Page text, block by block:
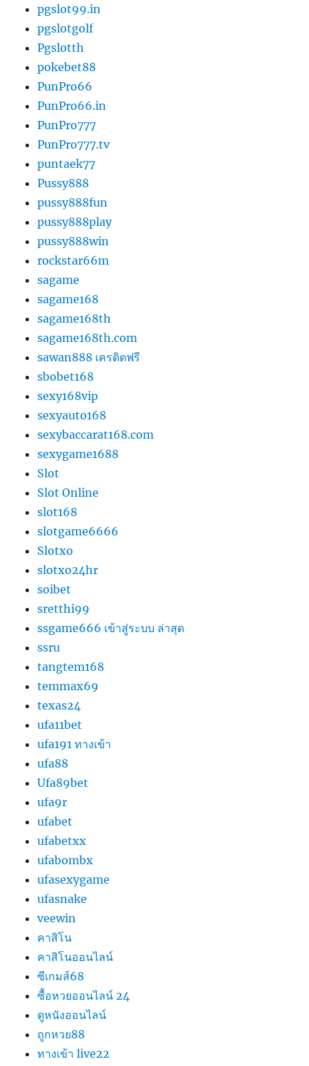
pgslot99.in
pgslotgolf
Pgslotth
pokebet88
PunPro66
PunPro66.in
PunPro777
PunPro777.tv
puntaek77
Pussy888
pussy888fun
pussy888play
pussy888win
rockstar66m
sagame
sagame168
sagame168th
sagame168th.com
sawan888 เครดิตฟรี
sbobet168
sexy168vip
sexyauto168
sexybaccarat168.com
sexygame1688
Slot
Slot Online
slot168
slotgame6666
Slotxo
slotxo24hr
soibet
sretthi99
ssgame666 เข้าสู่ระบบ ล่าสุด
ssru
tangtem168
temmax69
texas24
ufa11bet
ufa191 ทางเข้า
ufa88
Ufa89bet
ufa9r
ufabet
ufabetxx
ufabombx
ufasexygame
ufasnake
veewin
คาสิโน
คาสิโนออนไลน์
ซีเกมส์68
ซื้อหวยออนไลน์ 24
ดูหนังออนไลน์
ถูกหวย88
ทางเข้า live22